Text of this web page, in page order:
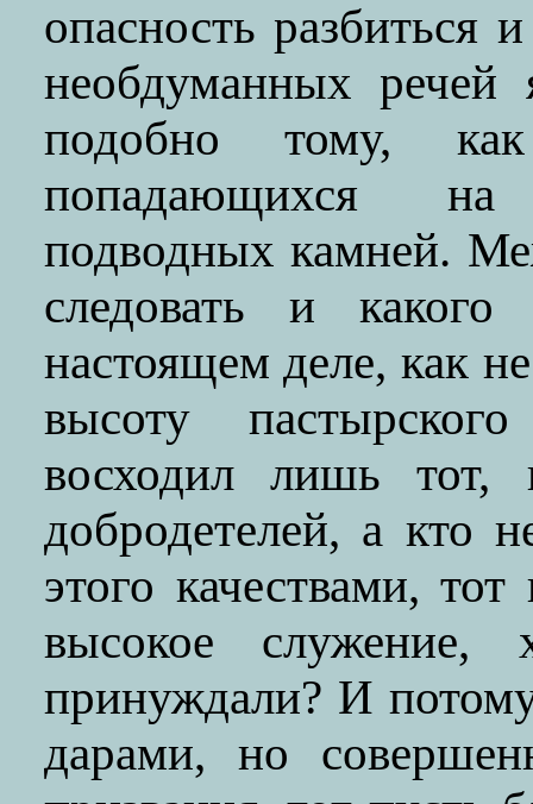
опасность разбиться
необдуманных речей
подобно тому,
попадающихся на
подводных камней.
следовать и
настоящем деле, как
высоту
восходил лишь тот,
добродетелей, а кто
этого качествами,
высокое
принуждали? И
дарами, но